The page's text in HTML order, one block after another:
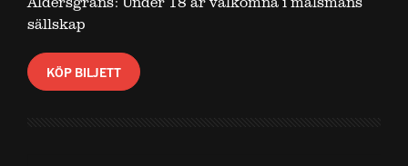
sällskap
KÖP BILJETT